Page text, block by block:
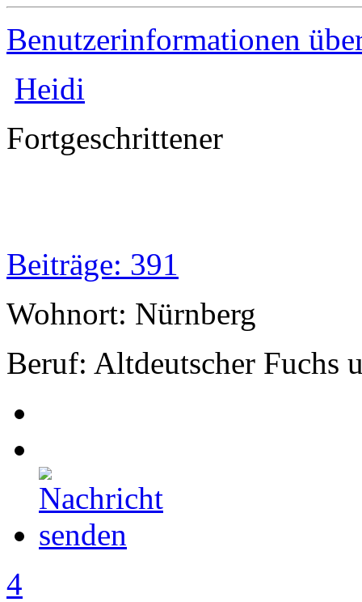
Benutzerinformationen
Heidi
Fortgeschrittener
Beiträge: 391
Wohnort: Nürnberg
Beruf: Altdeutscher Fuchs
4